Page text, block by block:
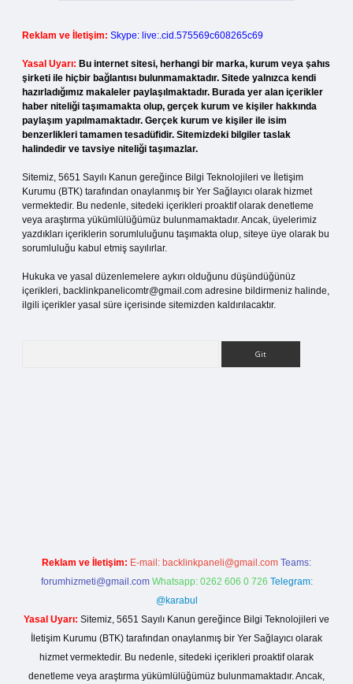
Reklam ve İletişim: Skype: live:.cid.575569c608265c69
Yasal Uyarı: Bu internet sitesi, herhangi bir marka, kurum veya şahıs
şirketi ile hiçbir bağlantısı bulunmamaktadır. Sitede yalnızca kendi
hazırladığımız makaleler paylaşılmaktadır. Burada yer alan içerikler
haber niteliği taşımamakta olup, gerçek kurum ve kişiler hakkında
paylaşım yapılmamaktadır. Gerçek kurum ve kişiler ile isim
benzerlikleri tamamen tesadüfidir. Sitemizdeki bilgiler taslak
halindedir ve tavsiye niteliği taşımazlar.
Sitemiz, 5651 Sayılı Kanun gereğince Bilgi Teknolojileri ve İletişim
Kurumu (BTK) tarafından onaylanmış bir Yer Sağlayıcı olarak hizmet
vermektedir. Bu nedenle, sitedeki içerikleri proaktif olarak denetleme
veya araştırma yükümlülüğümüz bulunmamaktadır. Ancak, üyelerimiz
yazdıkları içeriklerin sorumluluğunu taşımakta olup, siteye üye olarak bu
sorumluluğu kabul etmiş sayılırlar.
Hukuka ve yasal düzenlemelere aykırı olduğunu düşündüğünüz
içerikleri, backlinkpanelicomtr@gmail.com adresine bildirmeniz halinde,
ilgili içerikler yasal süre içerisinde sitemizden kaldırılacaktır.
Reklam ve İletişim: E-mail: backlinkpaneli@gmail.com Teams:
forumhizmeti@gmail.com Whatsapp: 0262 606 0 726 Telegram:
@karabul
Yasal Uyarı: Sitemiz, 5651 Sayılı Kanun gereğince Bilgi Teknolojileri ve
İletişim Kurumu (BTK) tarafından onaylanmış bir Yer Sağlayıcı olarak
hizmet vermektedir. Bu nedenle, sitedeki içerikleri proaktif olarak
denetleme veya araştırma yükümlülüğümüz bulunmamaktadır. Ancak,